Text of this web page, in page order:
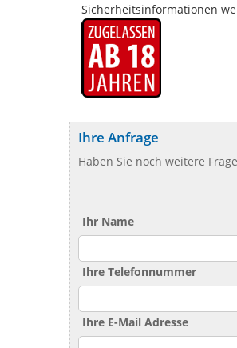
Sicherheitsinformationen
Ihre Anfrage
Haben Sie noch weitere
Ihr Name
Ihre Telefonnummer
Ihre E-Mail Adresse